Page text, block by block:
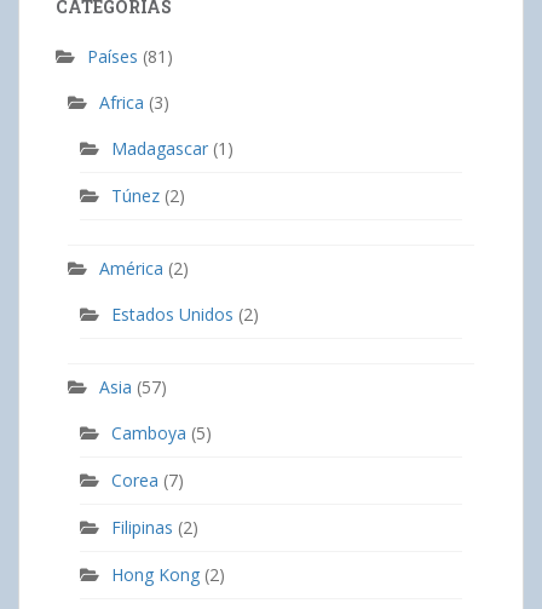
CATEGORÍAS
Países (81)
Africa (3)
Madagascar (1)
Túnez (2)
América (2)
Estados Unidos (2)
Asia (57)
Camboya (5)
Corea (7)
Filipinas (2)
Hong Kong (2)